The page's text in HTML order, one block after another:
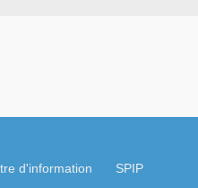
d'information SPIP